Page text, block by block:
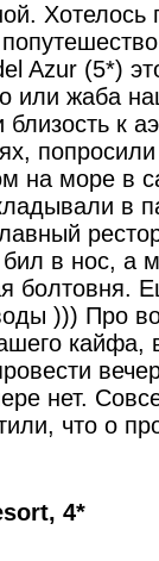
Хотелось
Azur (5*)
или жаба
к
на море в
в
в нос, а
болтовня.
))) Про
кайфа,
нет.
что о
4*